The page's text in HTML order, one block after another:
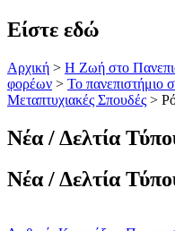
Είστε εδώ
Αρχική > Η Ζωή στο
φορέων > Το πανεπιστήμιο
Μεταπτυχιακές Σπουδές >
Νέα / Δελτία
Νέα / Δελτία